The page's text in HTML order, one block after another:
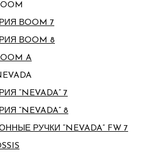
ВOOM 7
ВOOM 8
A
“NEVADA” 7
“NEVADA” 8
РУЧКИ “NEVADA” FW 7